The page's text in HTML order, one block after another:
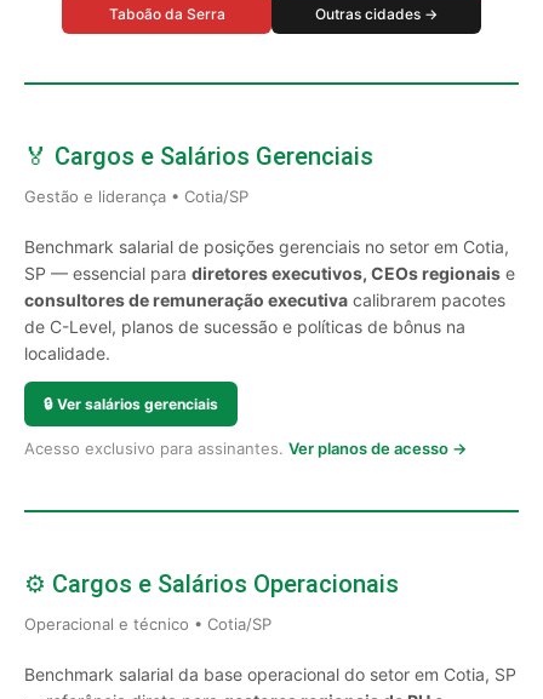
Taboão da Serra Outras cidades →
🏅 Cargos e Salários Gerenciais
Gestão e liderança • Cotia/SP
Benchmark salarial de posições gerenciais no setor em Cotia,
SP — essencial para diretores executivos, CEOs regionais e
consultores de remuneração executiva calibrarem pacotes
de C-Level, planos de sucessão e políticas de bônus na
localidade.
🔒 Ver salários gerenciais
Acesso exclusivo para assinantes. Ver planos de acesso →
⚙️ Cargos e Salários Operacionais
Operacional e técnico • Cotia/SP
Benchmark salarial da base operacional do setor em Cotia, SP